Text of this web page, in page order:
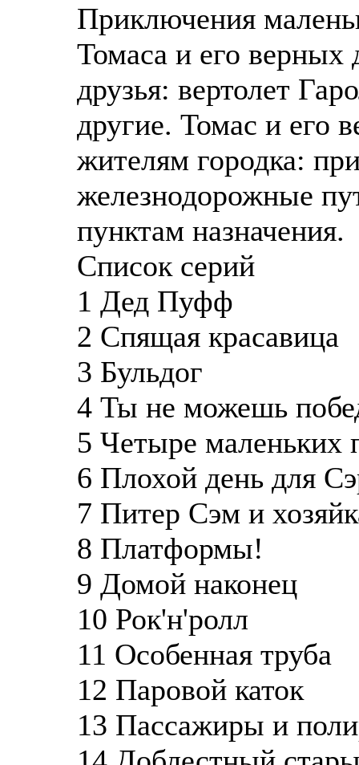
Приключения
Томаса и его верных
друзья: вертолет
другие. Томас и его
жителям городка:
железнодорожные
пунктам назначения.
Список серий
1 Дед Пуфф
2 Спящая красавица
3 Бульдог
4 Ты не можешь
5 Четыре маленьких
6 Плохой день для
7 Питер Сэм и
8 Платформы!
9 Домой наконец
10 Рок'н'ролл
11 Особенная труба
12 Паровой каток
13 Пассажиры и